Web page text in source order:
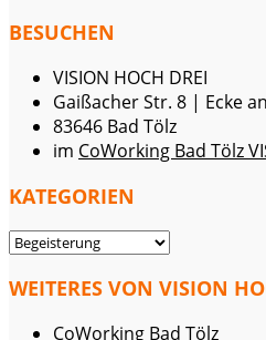
BESUCHEN
VISION HOCH DREI
Gaißacher Str. 8 | Ecke
83646 Bad Tölz
im CoWorking Bad Tölz
KATEGORIEN
KATEGORIEN
WEITERES VON VISION
CoWorking Bad Tölz